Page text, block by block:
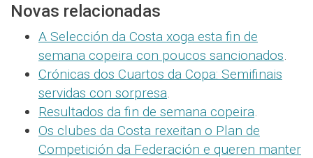
Novas relacionadas
A Selección da Costa xoga esta fin de
semana copeira con poucos sancionados.
Crónicas dos Cuartos da Copa: Semifinais
servidas con sorpresa.
Resultados da fin de semana copeira.
Os clubes da Costa rexeitan o Plan de
Competición da Federación e queren manter